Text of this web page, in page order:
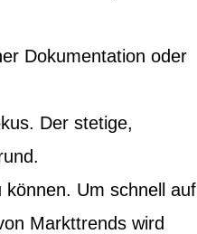
Dokumentation oder
Der stetige,
Um schnell auf
Markttrends wird